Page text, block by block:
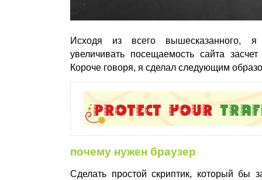
Исходя из всего вышесказанного,
увеличивать посещаемость сайта
Короче говоря, я сделал следующим
почему нужен браузер
Сделать простой скриптик, который бы